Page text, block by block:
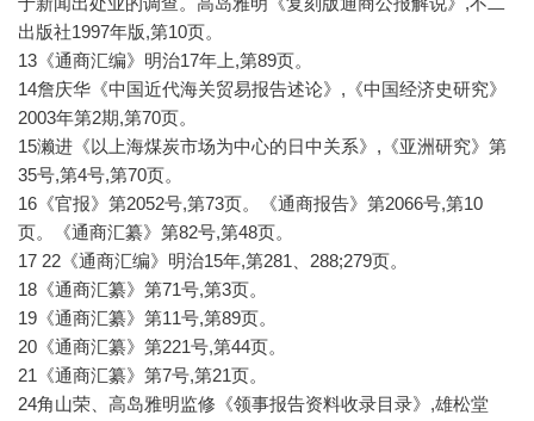
出版社1997年版,第10页。
13《通商汇编》明治17年上,第89页。
14詹庆华《中国近代海关贸易报告述论》,《中国经济史研究》
2003年第2期,第70页。
15濑进《以上海煤炭市场为中心的日中关系》,《亚洲研究》第
35号,第4号,第70页。
16《官报》第2052号,第73页。《通商报告》第2066号,第10
页。《通商汇纂》第82号,第48页。
17 22《通商汇编》明治15年,第281、288;279页。
18《通商汇纂》第71号,第3页。
19《通商汇纂》第11号,第89页。
20《通商汇纂》第221号,第44页。
21《通商汇纂》第7号,第21页。
24角山荣、高岛雅明监修《领事报告资料收录目录》,雄松堂